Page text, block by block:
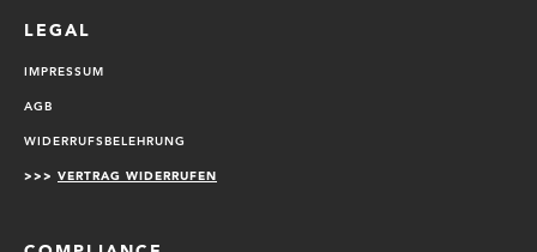
LEGAL
IMPRESSUM
AGB
WIDERRUFSBELEHRUNG
>>> VERTRAG WIDERRUFEN